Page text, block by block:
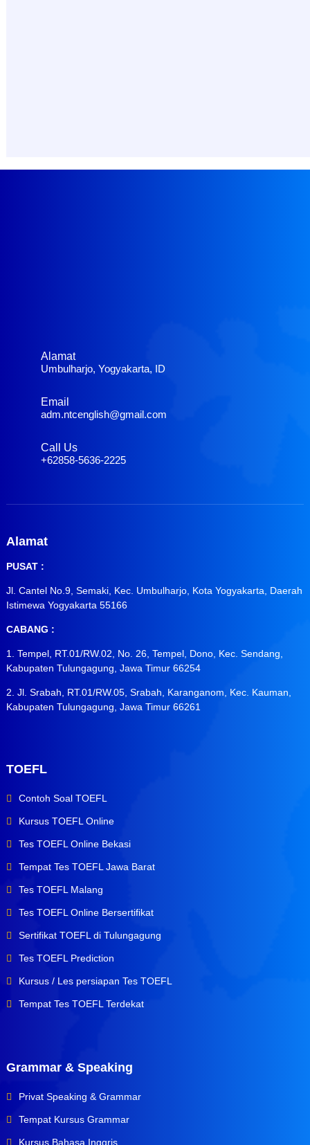
Alamat
Umbulharjo, Yogyakarta, ID
Email
adm.ntcenglish@gmail.com
Call Us
+62858-5636-2225
Alamat
PUSAT :
Jl. Cantel No.9, Semaki, Kec. Umbulharjo, Kota Yogyakarta, Daerah
Istimewa Yogyakarta 55166
CABANG :
1. Tempel, RT.01/RW.02, No. 26, Tempel, Dono, Kec. Sendang,
Kabupaten Tulungagung, Jawa Timur 66254
2. Jl. Srabah, RT.01/RW.05, Srabah, Karanganom, Kec. Kauman,
Kabupaten Tulungagung, Jawa Timur 66261
TOEFL
Contoh Soal TOEFL
Kursus TOEFL Online
Tes TOEFL Online Bekasi
Tempat Tes TOEFL Jawa Barat
Tes TOEFL Malang
Tes TOEFL Online Bersertifikat
Sertifikat TOEFL di Tulungagung
Tes TOEFL Prediction
Kursus / Les persiapan Tes TOEFL
Tempat Tes TOEFL Terdekat
Grammar & Speaking
Privat Speaking & Grammar
Tempat Kursus Grammar
Kursus Bahasa Inggris